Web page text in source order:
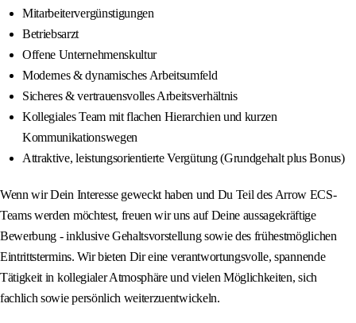
Mitarbeitervergünstigungen
Betriebsarzt
Offene Unternehmenskultur
Modernes & dynamisches Arbeitsumfeld
Sicheres & vertrauensvolles Arbeitsverhältnis
Kollegiales Team mit flachen Hierarchien und kurzen
Kommunikationswegen
Attraktive, leistungsorientierte Vergütung (Grundgehalt plus Bonus)
Wenn wir Dein Interesse geweckt haben und Du Teil des Arrow ECS-
Teams werden möchtest, freuen wir uns auf Deine aussagekräftige
Bewerbung - inklusive Gehaltsvorstellung sowie des frühestmöglichen
Eintrittstermins. Wir bieten Dir eine verantwortungsvolle, spannende
Tätigkeit in kollegialer Atmosphäre und vielen Möglichkeiten, sich
fachlich sowie persönlich weiterzuentwickeln.